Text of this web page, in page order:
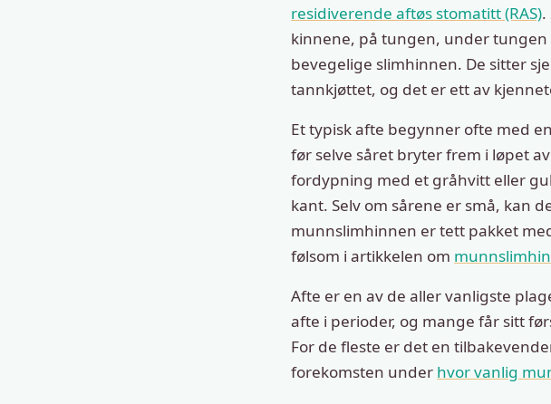
residiverende aftøs stomatitt (RAS).
kinnene, på tungen, under tungen
bevegelige slimhinnen. De sitter
tannkjøttet, og det er ett av
Et typisk afte begynner ofte med
før selve såret bryter frem i løpet
fordypning med et gråhvitt eller
kant. Selv om sårene er små, kan
munnslimhinnen er tett pakket
følsom i artikkelen om
Afte er en av de aller vanligste
afte i perioder, og mange får sitt
For de fleste er det en
forekomsten under hvor vanlig